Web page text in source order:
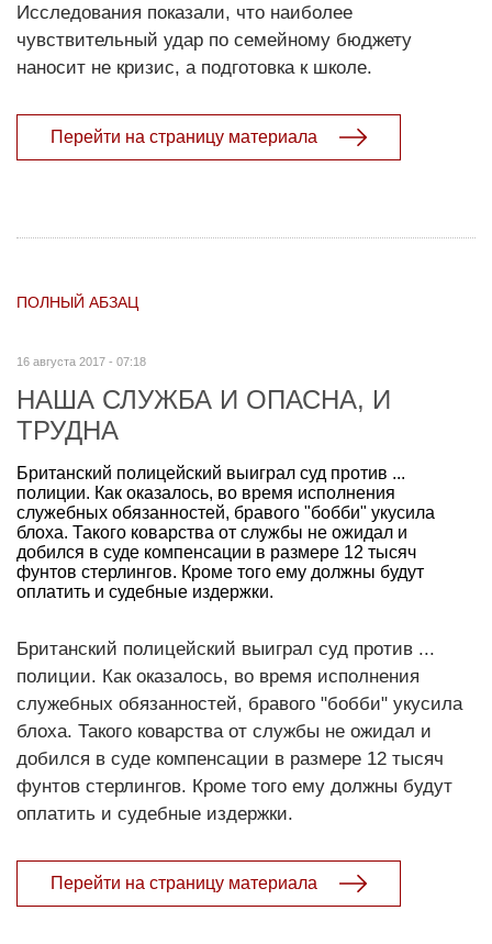
Исследования показали, что наиболее
чувствительный удар по семейному бюджету
наносит не кризис, а подготовка к школе.
Перейти на страницу материала
ПОЛНЫЙ АБЗАЦ
16 августа 2017 - 07:18
НАША СЛУЖБА И ОПАСНА, И
ТРУДНА
Британский полицейский выиграл суд против ...
полиции. Как оказалось, во время исполнения
служебных обязанностей, бравого "бобби" укусила
блоха. Такого коварства от службы не ожидал и
добился в суде компенсации в размере 12 тысяч
фунтов стерлингов. Кроме того ему должны будут
оплатить и судебные издержки.
Британский полицейский выиграл суд против ...
полиции. Как оказалось, во время исполнения
служебных обязанностей, бравого "бобби" укусила
блоха. Такого коварства от службы не ожидал и
добился в суде компенсации в размере 12 тысяч
фунтов стерлингов. Кроме того ему должны будут
оплатить и судебные издержки.
Перейти на страницу материала